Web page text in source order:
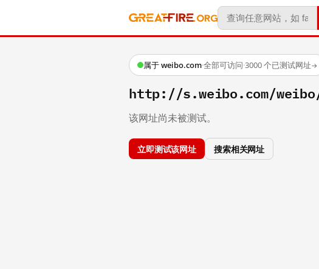
属于 weibo.com·全部可访问·3000 个已测试网址→
http://s.weibo.com/weibo/
该网址尚未被测试。
立即测试该网址 搜索相关网址